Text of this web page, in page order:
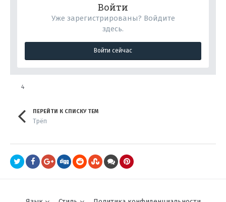
Войти
Уже зарегистрированы? Войдите
здесь.
Войти сейчас
4
ПЕРЕЙТИ К СПИСКУ ТЕМ
Трёп